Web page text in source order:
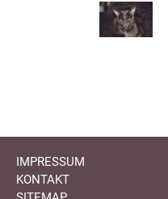
IMPRESSUM
KONTAKT